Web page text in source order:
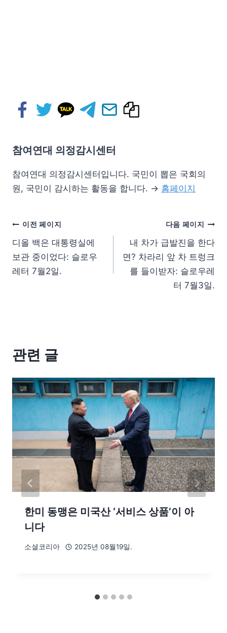
참여연대 의정감시센터
참여연대 의정감시센터입니다. 국민이 뽑은 국회의
원, 국민이 감시하는 활동을 합니다. → 홈페이지
이전 페이지
디올 백은 대통령실에
보관 중이었다: 슬로우
레터 7월2일.
다음 페이지
내 차가 급발진을 한다
면? 차라리 앞 차 트렁크
를 들이받자: 슬로우레
터 7월3일.
관련 글
한미 동맹은 미국산 ‘서비스 상품’이 아
니다
소셜코리아 2025년 08월19일.